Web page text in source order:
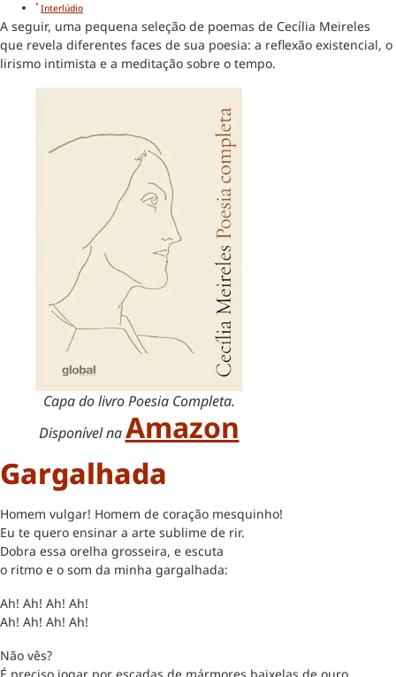
Interlúdio
A seguir, uma pequena seleção de poemas de Cecília Meireles
que revela diferentes faces de sua poesia: a reflexão existencial, o
lirismo intimista e a meditação sobre o tempo.
Capa do livro Poesia Completa.
Disponível naAmazon
Gargalhada
Homem vulgar! Homem de coração mesquinho!
Eu te quero ensinar a arte sublime de rir.
Dobra essa orelha grosseira, e escuta
o ritmo e o som da minha gargalhada:
Ah! Ah! Ah! Ah!
Ah! Ah! Ah! Ah!
Não vês?
É preciso jogar por escadas de mármores baixelas de ouro.